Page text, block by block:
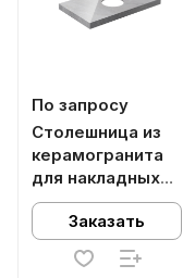
По запросу
Столешница из
керамогранита
для накладных
раковин, Риальто
80 см, серый
лаппатированный
Заказать